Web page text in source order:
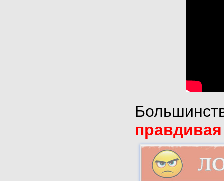
правдивая